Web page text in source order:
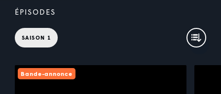
ÉPISODES
SAISON 1
Bande-annonce